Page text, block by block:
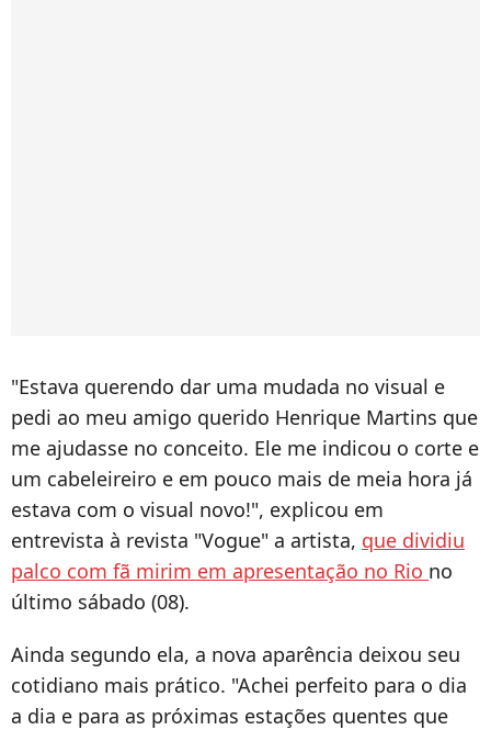
"Estava querendo dar uma mudada no visual e
pedi ao meu amigo querido Henrique Martins que
me ajudasse no conceito. Ele me indicou o corte e
um cabeleireiro e em pouco mais de meia hora já
estava com o visual novo!", explicou em
entrevista à revista "Vogue" a artista, que dividiu
palco com fã mirim em apresentação no Rio no
último sábado (08).
Ainda segundo ela, a nova aparência deixou seu
cotidiano mais prático. "Achei perfeito para o dia
a dia e para as próximas estações quentes que